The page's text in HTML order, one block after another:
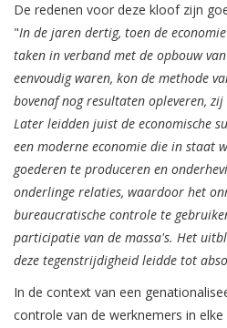
De redenen voor deze kloof zijn
"In de jaren dertig, toen de
taken in verband met de opbouw
eenvoudig waren, kon de methode
bovenaf nog resultaten opleveren,
Later leidden juist de economische
een moderne economie die in staat
goederen te produceren en
onderlinge relaties, waardoor het
bureaucratische controle te
participatie van de massa's. Het
deze tegenstrijdigheid leidde tot
In de context van een
controle van de werknemers in